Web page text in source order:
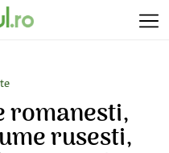
romanesti,
rusesti,